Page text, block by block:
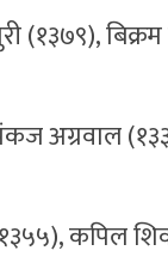
(१३७९),
अग्रवाल
कपिल